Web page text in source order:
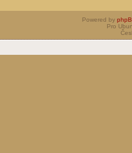
Powered by
Pro